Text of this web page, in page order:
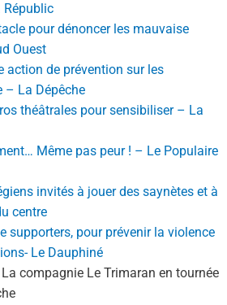
Républic
pour dénoncer les mauvaise
Ouest
action de prévention sur les
– La Dépêche
théâtrales pour sensibiliser – La
Même pas peur ! – Le Populaire
invités à jouer des saynètes et à
centre
supporters, pour prévenir la violence
Le Dauphiné
compagnie Le Trimaran en tournée